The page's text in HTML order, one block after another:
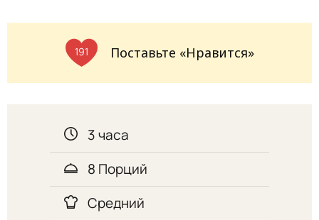
191 Поставьте «Нравится»
3 часа
8 Порций
Средний